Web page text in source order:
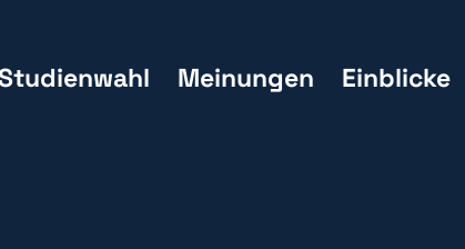
Meinungen Einblicke